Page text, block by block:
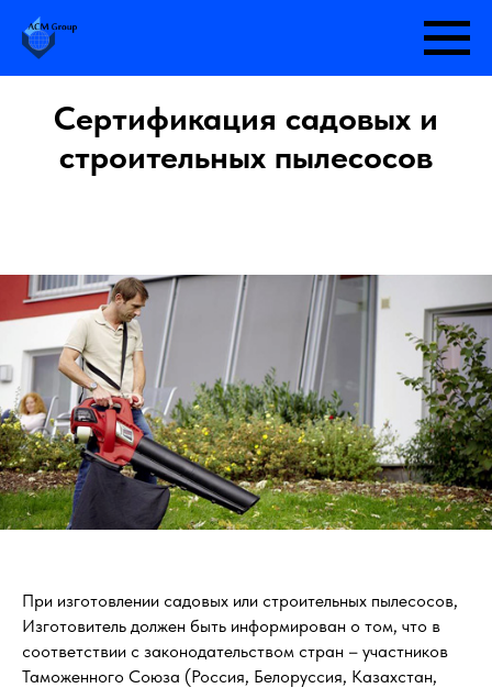
Сертификация садовых и
строительных пылесосов
При изготовлении садовых или строительных пылесосов,
Изготовитель должен быть информирован о том, что в
соответствии с законодательством стран – участников
Таможенного Союза (Россия, Белоруссия, Казахстан,